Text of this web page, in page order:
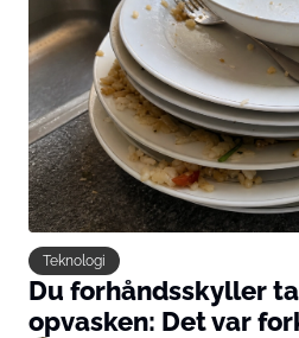
Teknologi
Du forhåndsskyller
opvasken: Det var